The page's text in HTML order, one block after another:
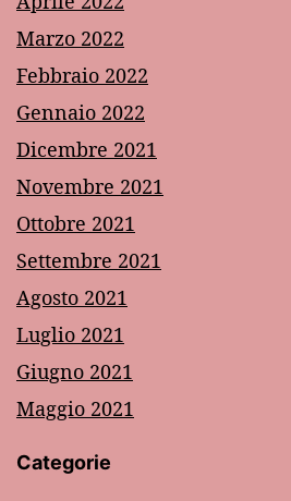
Marzo 2022
Febbraio 2022
Gennaio 2022
Dicembre 2021
Novembre 2021
Ottobre 2021
Settembre 2021
Agosto 2021
Luglio 2021
Giugno 2021
Maggio 2021
Categorie